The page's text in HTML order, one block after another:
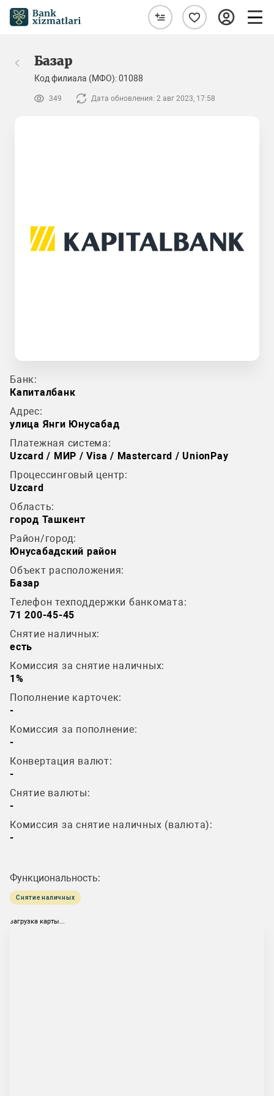
Базар
Код филиала (МФО): 01088
349 Дата обновления: 2 авг 2023, 17:58
Банк:
Капиталбанк
Адрес:
улица Янги Юнусабад
Платежная система:
Uzcard / МИР / Visa / Mastercard / UnionPay
Процессинговый центр:
Uzcard
Область:
город Ташкент
Район/город:
Юнусабадский район
Объект расположения:
Базар
Телефон техподдержки банкомата:
71 200-45-45
Снятие наличных:
есть
Комиссия за снятие наличных:
1%
Пополнение карточек:
-
Комиссия за пополнение:
-
Конвертация валют:
-
Снятие валюты:
-
Комиссия за снятие наличных (валюта):
-
Функциональность:
Снятие наличных
загрузка карты...